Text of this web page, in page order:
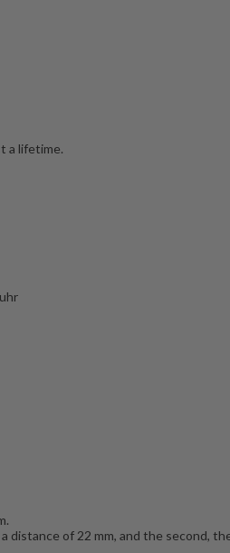
a lifetime.
of 22 mm, and the second,